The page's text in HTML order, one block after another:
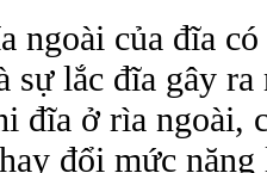
ngoài của đĩa
sự lắc đĩa gây
đĩa ở rìa ngoài,
đổi mức